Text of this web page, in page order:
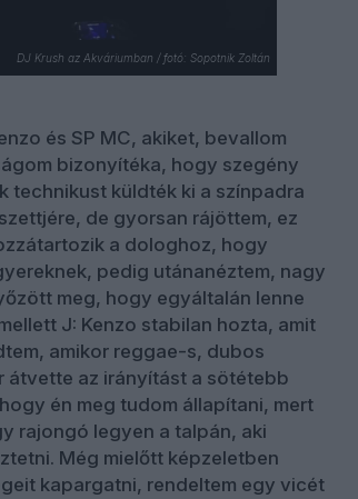
DJ Krush az Akváriumban / fotó: Sopotnik Zoltán
és SP MC, akiket, bevallom
bizonyítéka, hogy szegény
technikust küldték ki a színpadra
de gyorsan rájöttem, ez
a dologhoz, hogy
pedig utánanéztem, nagy
meg, hogy egyáltalán lenne
J: Kenzo stabilan hozta, amit
amikor reggae-s, dubos
átvette az irányítást a sötétebb
én meg tudom állapítani, mert
rajongó legyen a talpán, aki
Még mielőtt képzeletben
kapargatni, rendeltem egy vicét